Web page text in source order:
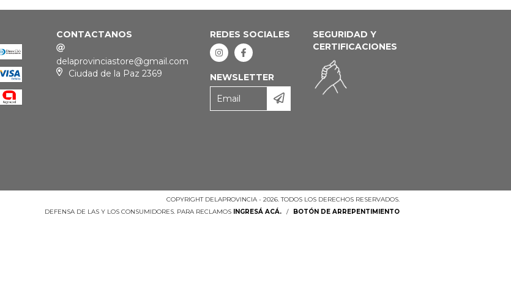
CONTACTANOS
delaprovinciastore@gmail.com
Ciudad de la Paz 2369
REDES SOCIALES
NEWSLETTER
SEGURIDAD Y
CERTIFICACIONES
COPYRIGHT DELAPROVINCIA - 2026. TODOS LOS DERECHOS RESERVADOS.
DEFENSA DE LAS Y LOS CONSUMIDORES. PARA RECLAMOS INGRESÁ ACÁ. / BOTÓN DE ARREPENTIMIENTO